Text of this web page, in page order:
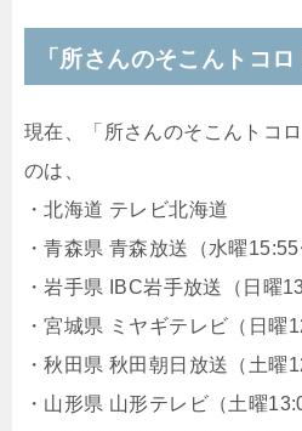
「所さんのそこんトコ
現在、「所さんのそこんトコ
のは、
・北海道 テレビ北海道
・青森県 青森放送（水曜15:55
・岩手県 IBC岩手放送（日曜
・宮城県 ミヤギテレビ（日曜
・秋田県 秋田朝日放送（土曜
・山形県 山形テレビ（土曜